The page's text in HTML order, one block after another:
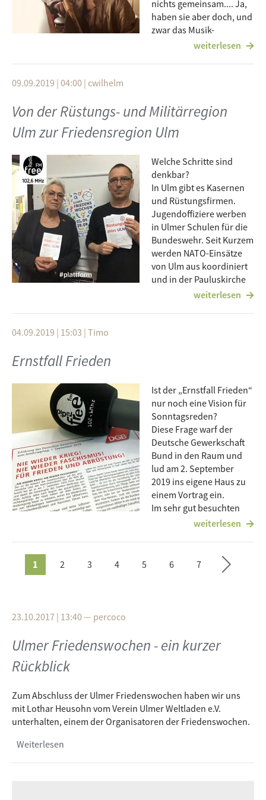
nichts gemeinsam.... Ja,
haben sie aber doch, und
zwar das Musik-
Performer-Duo
Das könnt ihr auf zwei Arten herausfinden, einmal am
Samstag, ab 21 im Gelis 44 bei "Peace Pieces" oder - etwas
schneller - schon jetzt im Podcast, wenn Elisabeth
Haselberger, vom Musik-Performer-Duo "Recorder
Recorder" uns Rede und Antwort steht.
weiterlesen
09.09.2019 | 04:00 | cwilhelm
Von der Rüstungs- und Militärregion
Ulm zur Friedensregion Ulm
Welche Schritte sind
denkbar?
In Ulm gibt es Kasernen
und Rüstungsfirmen.
Jugendoffiziere werben
in Ulmer Schulen für die
Bundeswehr. Seit Kurzem
werden NATO-Einsätze
von Ulm aus koordiniert
und in der Pauluskirche
Wie könnte aus der traditionellen Rüstungs- und
An diesem Abend wird auch der
Referenten: Rainer Schmid und Gisela Glück-Gross
Moderation: Timo Freudenreich
Rüstungsatlas als PDF
ruestung-ostalb.pressehuette.de
friedensbewegt-ulm.de
friedenswochen-ulm.de
weiterlesen
04.09.2019 | 15:03 | Timo
Ernstfall Frieden
Ist der „Ernstfall Frieden“
nur noch eine Vision für
Sonntagsreden?
Diese Frage warf der
Deutsche Gewerkschaft
Bund in den Raum und
lud am 2. September
2019 ins eigene Haus zu
einem Vortrag ein.
Im sehr gut besuchten
Großen Saal des DGB
Vortrag mit dem Titel "Ernstfall Frieden".
Vor diesem Vortrag hat sich der Publizist,
Freudenreich gesprochen.
Mehr zu Programm der Ulmer Friedenswochen unter :
friedenswochen-ulm.de
weiterlesen
1 2 3 4 5 6 7
ächs
te
Seite
›
23.10.2017 | 13:40— percoco
Ulmer Friedenswochen - ein kurzer
Rückblick
Zum Abschluss der Ulmer Friedenswochen haben wir uns
mit Lothar Heusohn vom Verein Ulmer Weltladen e.V.
unterhalten, einem der Organisatoren der Friedenswochen.
Weiterlesen